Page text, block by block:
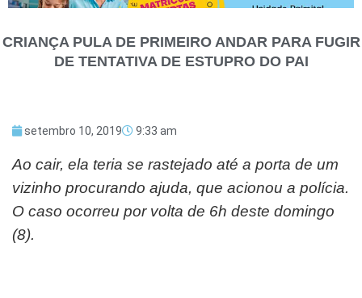
CRIANÇA PULA DE PRIMEIRO ANDAR PARA FUGIR
DE TENTATIVA DE ESTUPRO DO PAI
setembro 10, 2019 9:33 am
Ao cair, ela teria se rastejado até a porta de um
vizinho procurando ajuda, que acionou a polícia.
O caso ocorreu por volta de 6h deste domingo
(8).